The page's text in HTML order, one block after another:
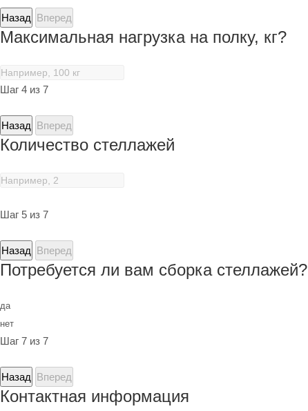
Назад Вперед
Максимальная нагрузка на полку, кг?
Шаг 4 из 7
Назад Вперед
Количество стеллажей
Шаг 5 из 7
Назад Вперед
Потребуется ли вам сборка стеллажей?
да
нет
Шаг 7 из 7
Назад Вперед
Контактная информация